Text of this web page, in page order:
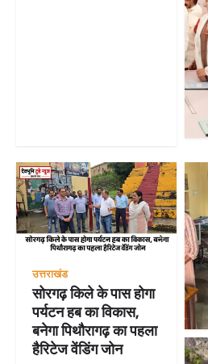
उत्तराखंड
सोरगढ़ किले के पास होगा
पर्यटन हब का विकास,
बनेगा पिथौरागढ़ का पहला
हैरिटेज वेंडिंग जोन